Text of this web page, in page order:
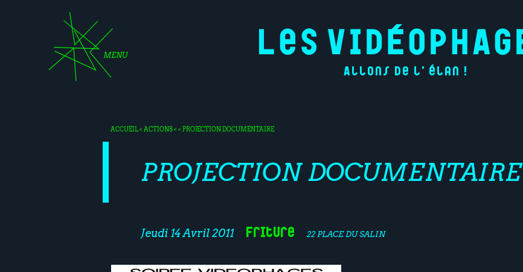
MENU
Allons de l'élan !
ACCUEIL<ACTIONS< < PROJECTION DOCUMENTAIRE
PROJECTION DOCUMENTAIRE
Jeudi 14 Avril 2011 Friture 22 PLACE DU SALIN